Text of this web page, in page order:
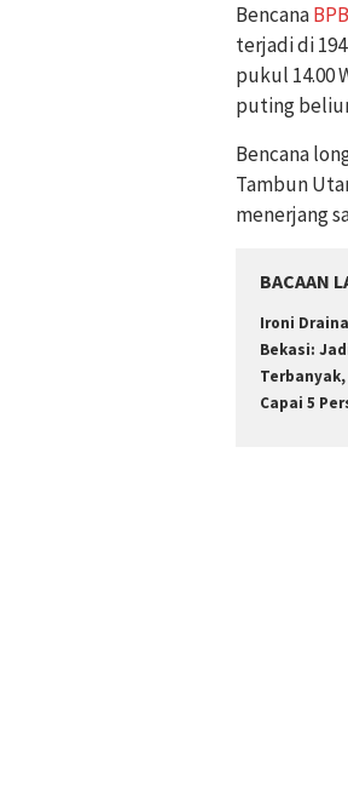
Bencana
terjadi di
pukul 14.00
puting
Bencana
Tambun
menerjang
BACAAN
Ironi
Bekasi:
Capai 5